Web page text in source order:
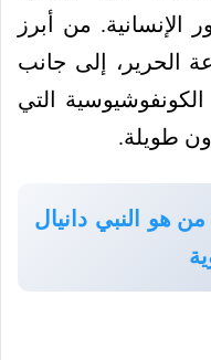
من أبرز
الحرير، إلى جانب
التي
طويلة.
من هو النبي دانيال